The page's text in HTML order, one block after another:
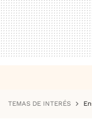
TEMAS DE INTERÉS